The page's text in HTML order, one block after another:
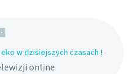
w dzisiejszych czasach ! -
online